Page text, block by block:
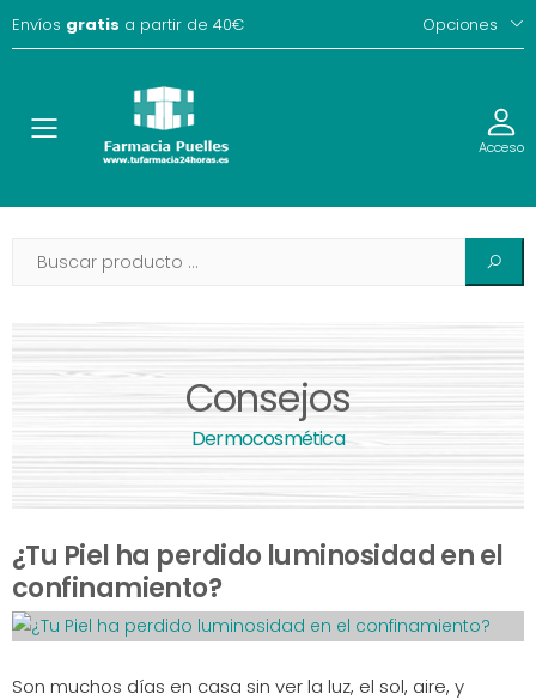
Envíos gratis a partir de 40€ Opciones
Toggle Acceso
Consejos
Dermocosmética
¿Tu Piel ha perdido luminosidad en el
confinamiento?
Son muchos días en casa sin ver la luz, el sol, aire, y